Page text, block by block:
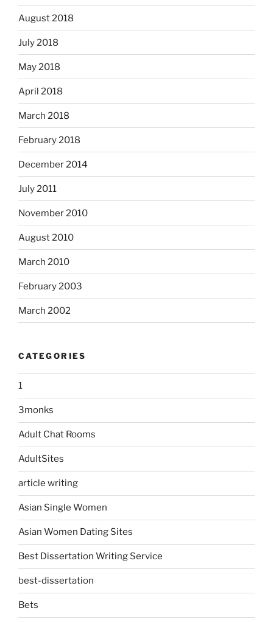
August 2018
July 2018
May 2018
April 2018
March 2018
February 2018
December 2014
July 2011
November 2010
August 2010
March 2010
February 2003
March 2002
CATEGORIES
1
3monks
Adult Chat Rooms
AdultSites
article writing
Asian Single Women
Asian Women Dating Sites
Best Dissertation Writing Service
best-dissertation
Bets